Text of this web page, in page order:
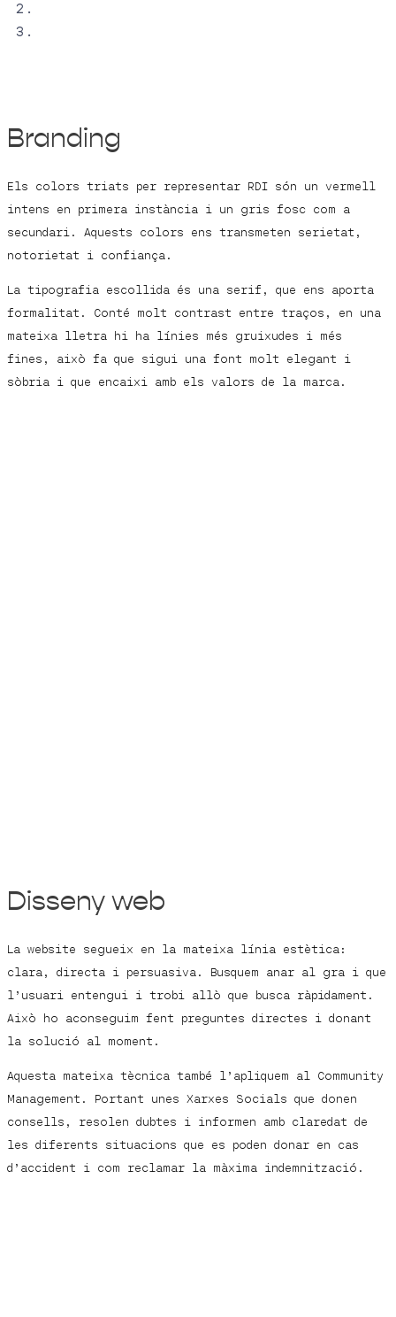
Branding
Els colors triats per representar RDI són un vermell
intens en primera instància i un gris fosc com a
secundari. Aquests colors ens transmeten serietat,
notorietat i confiança.
La tipografia escollida és una serif, que ens aporta
formalitat. Conté molt contrast entre traços, en una
mateixa lletra hi ha línies més gruixudes i més
fines, això fa que sigui una font molt elegant i
sòbria i que encaixi amb els valors de la marca.
Disseny web
La website segueix en la mateixa línia estètica:
clara, directa i persuasiva. Busquem anar al gra i que
l’usuari entengui i trobi allò que busca ràpidament.
Això ho aconseguim fent preguntes directes i donant
la solució al moment.
Aquesta mateixa tècnica també l’apliquem al Community
Management. Portant unes Xarxes Socials que donen
consells, resolen dubtes i informen amb claredat de
les diferents situacions que es poden donar en cas
d’accident i com reclamar la màxima indemnització.